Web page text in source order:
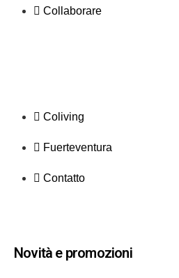
Collaborare
Coliving
Fuerteventura
Contatto
Novità e promozioni